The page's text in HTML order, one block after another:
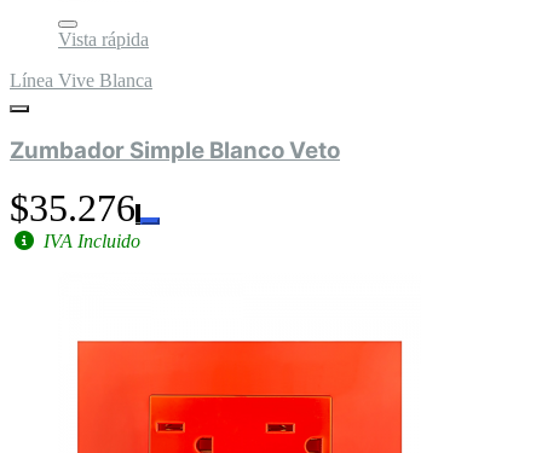
Vista rápida
Línea Vive Blanca
Zumbador Simple Blanco Veto
$35.276
IVA Incluido